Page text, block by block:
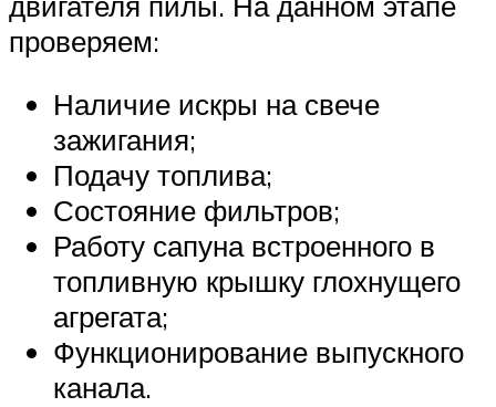
проверяем:
Наличие искры на свече
зажигания;
Подачу топлива;
Состояние фильтров;
Работу сапуна встроенного в
топливную крышку глохнущего
агрегата;
Функционирование выпускного
канала.